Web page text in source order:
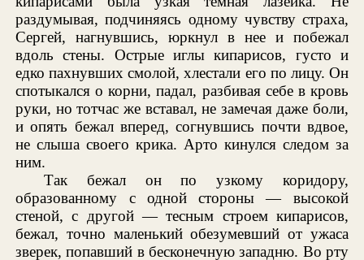
раздумывая, подчиняясь одному чувству страха,
Сергей, нагнувшись, юркнул в нее и побежал
вдоль стены. Острые иглы кипарисов, густо и
едко пахнувших смолой, хлестали его по лицу. Он
спотыкался о корни, падал, разбивая себе в кровь
руки, но тотчас же вставал, не замечая даже боли,
и опять бежал вперед, согнувшись почти вдвое,
не слыша своего крика. Арто кинулся следом за
ним.
Так бежал он по узкому коридору,
образованному с одной стороны — высокой
стеной, с другой — тесным строем кипарисов,
бежал, точно маленький обезумевший от ужаса
зверек, попавший в бесконечную западню. Во рту